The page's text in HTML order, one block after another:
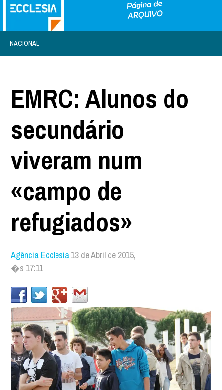
NACIONAL
EMRC: Alunos do
secundário
viveram num
«campo de
refugiados»
Agência Ecclesia13 de Abril de 2015,
�s 17:11